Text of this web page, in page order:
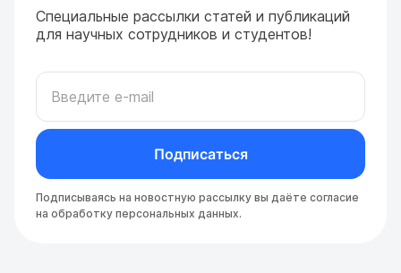
Специальные рассылки статей и публикаций
для научных сотрудников и студентов!
Подписаться
Подписываясь на новостную рассылку вы даёте согласие
на обработку персональных данных.